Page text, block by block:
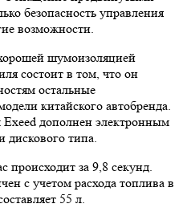
безопасность управления
возможности.
шумоизоляцией
состоит в том, что он
остальные
китайского автобренда.
дополнен электронным
дискового типа.
происходит за 9,8 секунд.
с учетом расхода топлива в
55 л.